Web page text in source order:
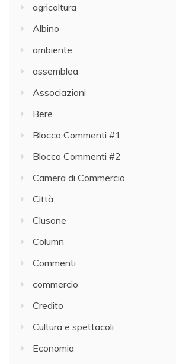
agricoltura
Albino
ambiente
assemblea
Associazioni
Bere
Blocco Commenti #1
Blocco Commenti #2
Camera di Commercio
Città
Clusone
Column
Commenti
commercio
Credito
Cultura e spettacoli
Economia